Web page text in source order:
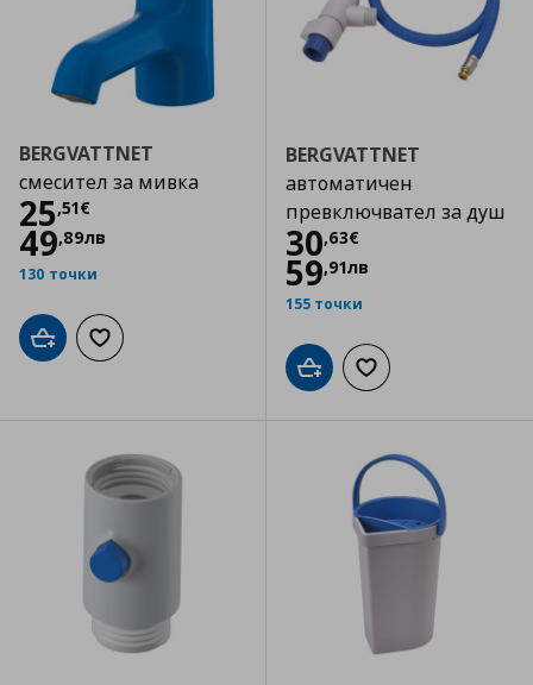
BERGVATTNET
смесител за мивка
25,51€
Цена
49,89лв
130 точки
Добави в кошницата
Добави към списъка с любими
BERGVATTNET
автоматичен
превключвател за душ
30,63€
Цена
59,91лв
155 точки
Добави в кошницата
Добави към